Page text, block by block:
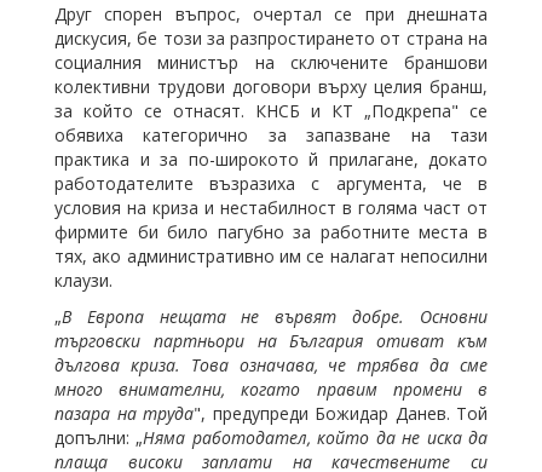
Друг спорен въпрос, очертал се при днешната
дискусия, бе този за разпростирането от страна на
социалния министър на сключените браншови
колективни трудови договори върху целия бранш,
за който се отнасят. КНСБ и КТ „Подкрепа" се
обявиха категорично за запазване на тази
практика и за по-широкото й прилагане, докато
работодателите възразиха с аргумента, че в
условия на криза и нестабилност в голяма част от
фирмите би било пагубно за работните места в
тях, ако административно им се налагат непосилни
клаузи.
„В Европа нещата не вървят добре. Основни
търговски партньори на България отиват към
дългова криза. Това означава, че трябва да сме
много внимателни, когато правим промени в
пазара на труда", предупреди Божидар Данев. Той
допълни: „Няма работодател, който да не иска да
плаща високи заплати на качествените си